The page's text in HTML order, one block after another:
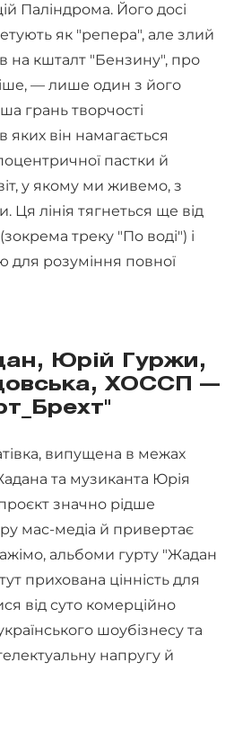
Паліндрома. Його досі
як "репера", але злий
на кшталт "Бензину", про
— лише один з його
грань творчості
яких він намагається
пастки й
у якому ми живемо, з
лінія тягнеться ще від
треку "По воді") і
для розуміння повної
Юрій Гуржи,
ХОССП —
випущена в межах
та музиканта Юрія
значно рідше
мас-медіа й привертає
альбоми гурту "Жадан
прихована цінність для
від суто комерційно
шоубізнесу та
напругу й